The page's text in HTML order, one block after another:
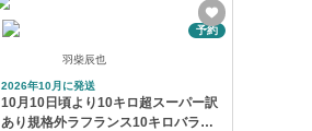
予約
羽柴辰也
2026年10月に発送
10月10日頃より10キロ超スーパー訳
あり規格外ラフランス10キロバラ生